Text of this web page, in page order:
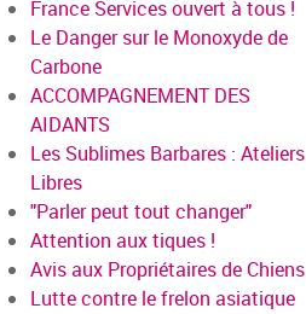
France Services ouvert à tous !
Le Danger sur le Monoxyde de
Carbone
ACCOMPAGNEMENT DES
AIDANTS
Les Sublimes Barbares : Ateliers
Libres
"Parler peut tout changer"
Attention aux tiques !
Avis aux Propriétaires de Chiens
Lutte contre le frelon asiatique